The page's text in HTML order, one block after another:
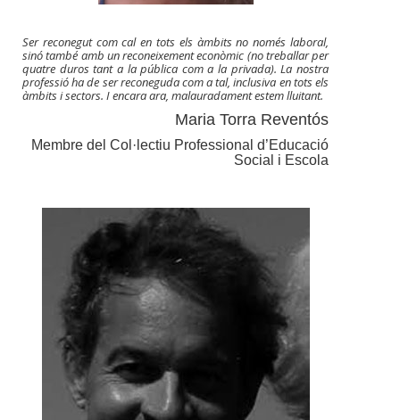
Ser reconegut com cal en tots els àmbits no només laboral,
sinó també amb un reconeixement econòmic (no treballar per
quatre duros tant a la pública com a la privada). La nostra
professió ha de ser reconeguda com a tal, inclusiva en tots els
àmbits i sectors. I encara ara, malauradament estem lluitant.
Maria Torra Reventós
Membre del Col·lectiu Professional d’Educació
Social i Escola